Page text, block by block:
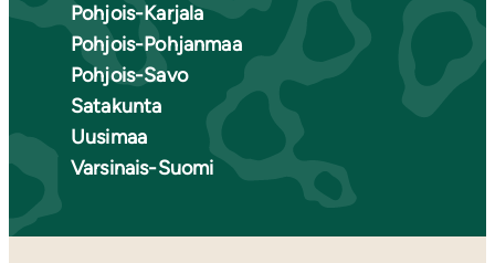
Pohjois-Karjala
Pohjois-Pohjanmaa
Pohjois-Savo
Satakunta
Uusimaa
Varsinais-Suomi